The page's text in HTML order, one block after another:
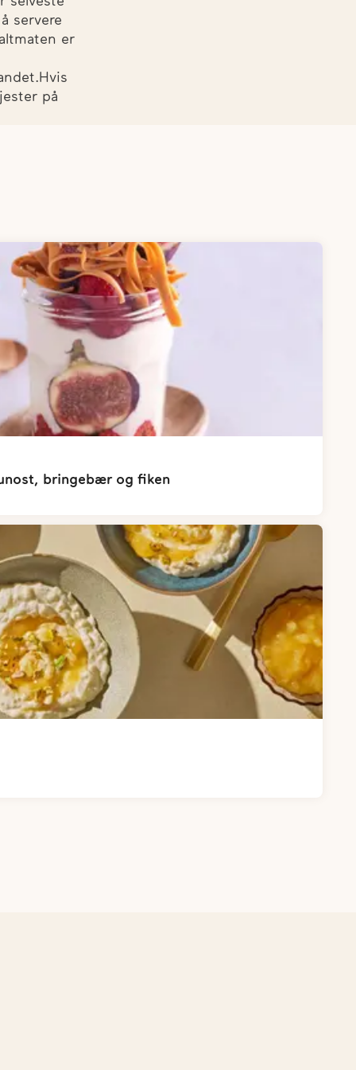
servere
er
på
bringebær og fiken